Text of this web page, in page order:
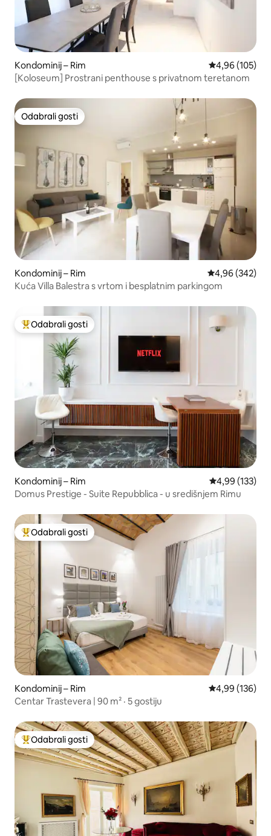
Kondominij – Rim Prosječna
4,96 (105)
[Koloseum] Prostrani penthouse s privatnom teretanom
Odabrali gosti
Odabrali gosti
Kondominij – Rim Prosječna
4,96 (342)
Kuća Villa Balestra s vrtom i besplatnim parkingom
Među najviše rangiranima s oznakom „Odabrali gosti”
Odabrali gosti
Kondominij – Rim Prosječna
4,99 (133)
Domus Prestige - Suite Repubblica - u središnjem Rimu
Među najviše rangiranima s oznakom „Odabrali gosti”
Odabrali gosti
Kondominij – Rim Prosječna
4,99 (136)
Centar Trastevera | 90 m² · 5 gostiju
Među najviše rangiranima s oznakom „Odabrali gosti”
Odabrali gosti